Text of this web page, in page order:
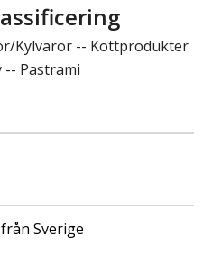
Kylvaror -- Köttprodukter
Pastrami
Sverige